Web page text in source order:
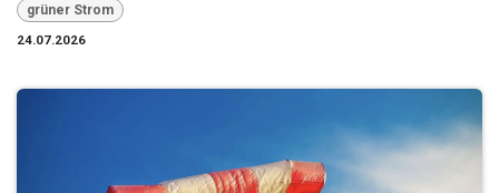
grüner Strom
24.07.2026